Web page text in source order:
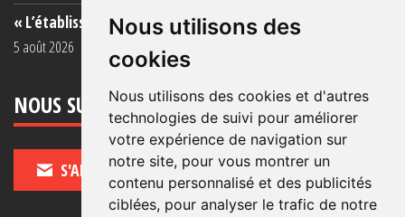
Nous utilisons des
cookies
Nous utilisons des cookies et d'autres
technologies de suivi pour améliorer
votre expérience de navigation sur
notre site, pour vous montrer un
contenu personnalisé et des publicités
ciblées, pour analyser le trafic de notre
« L’établissement est une porcherie totale »
5 août 2026
NOUS SUIVRE
S'ABONNER